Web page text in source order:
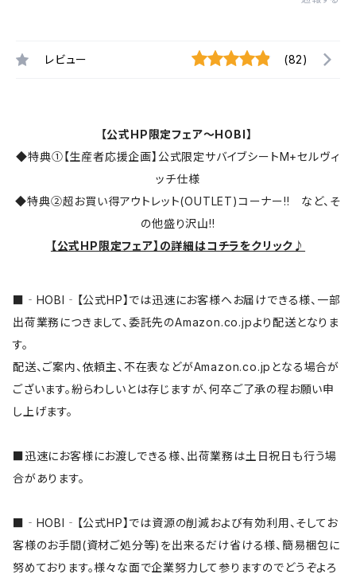
レビュー (82)
【公式HP限定フェア～HOBI】
◆特典①【生産者応援企画】公式限定サバイブシートM+セルヴィ
ッチ仕様
◆特典②超お買い得アウトレット(OUTLET)コーナー!! など、そ
の他盛り沢山!!
【公式HP限定フェア】の詳細はコチラをクリック♪
■‐HOBI‐【公式HP】では迅速にお客様へお届けできる様、一部
出荷業務につきまして、委託先のAmazon.co.jpより配送となりま
す。
配送、ご案内、依頼主、不在表などがAmazon.co.jpとなる場合が
ございます。紛らわしいとは存じますが、何卒ご了承の程お願い申
し上げます。
■迅速にお客様にお渡しできる様、出荷業務は土日祝日も行う場
合があります。
■‐HOBI‐【公式HP】では資源の削減および有効利用、そしてお
客様のお手間(資材ご処分等)を出来るだけ省ける様、簡易梱包に
努めております。様々な面で企業努力して参りますのでどうぞよろ